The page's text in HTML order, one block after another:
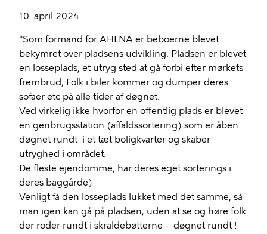
10. april 2024:
"Som formand for AHLNA er beboerne blevet
bekymret over pladsens udvikling. Pladsen er blevet
en losseplads, et utryg sted at gå forbi efter mørkets
frembrud, Folk i biler kommer og dumper deres
sofaer etc på alle tider af døgnet.
Ved virkelig ikke hvorfor en offentlig plads er blevet
en genbrugsstation (affaldssortering) som er åben
døgnet rundt i et tæt boligkvarter og skaber
utryghed i området.
De fleste ejendomme, har deres eget sorterings i
deres baggårde)
Venligt få den losseplads lukket med det samme, så
man igen kan gå på pladsen, uden at se og høre folk
der roder rundt i skraldebøtterne - døgnet rundt !